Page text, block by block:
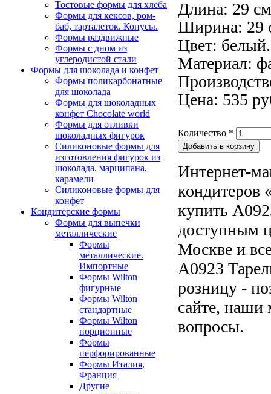
Тостовые формы для хлеба
Формы для кексов, ром-
баб, тарталеток. Конусы.
Формы раздвижные
Формы с дном из
углеродистой стали
Формы для шоколада и конфет
Формы поликарбонатные
для шоколада
Формы для шоколадных
конфет Сhocolate world
Формы для отливки
шоколадных фигурок
Силиконовые формы для
изготовления фигурок из
шоколада, марципана,
карамели
Силиконовые формы для
конфет
Кондитерские формы
Формы для выпечки
металлические
Формы
металлические.
Импортные
Формы Wilton
фигурные
Формы Wilton
стандартные
Формы Wilton
порционные
Формы
перфорированные
Формы Италия,
Франция
Другие
Длина: 29
Ширина: 29
Цвет: белый.
Материал:
Цена: 535
Количество *
Интернет-
кондитеров
купить
доступным
Москве и
A0923
розницу -
сайте, наши
вопросы.